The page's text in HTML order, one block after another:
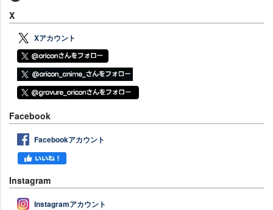
X
Xアカウント
Facebook
Facebookアカウント
Instagram
Instagramアカウント